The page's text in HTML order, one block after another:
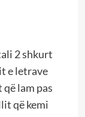
2 shkurt
e letrave
lam pas
që kemi